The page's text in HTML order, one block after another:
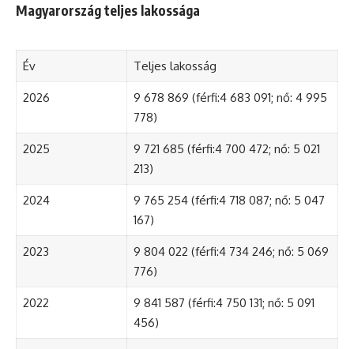
Magyarország teljes lakossága
Év Teljes lakosság
2026
9 678 869 (férfi:4 683 091; nő: 4 995
778)
2025
9 721 685 (férfi:4 700 472; nő: 5 021
213)
2024
9 765 254 (férfi:4 718 087; nő: 5 047
167)
2023
9 804 022 (férfi:4 734 246; nő: 5 069
776)
2022
9 841 587 (férfi:4 750 131; nő: 5 091
456)